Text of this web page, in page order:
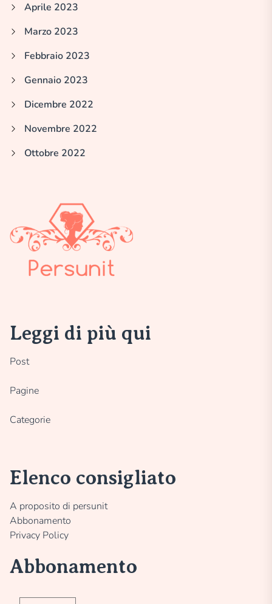
Aprile 2023
Marzo 2023
Febbraio 2023
Gennaio 2023
Dicembre 2022
Novembre 2022
Ottobre 2022
Leggi di più qui
Post
Pagine
Categorie
Elenco consigliato
A proposito di persunit
Abbonamento
Privacy Policy
Abbonamento